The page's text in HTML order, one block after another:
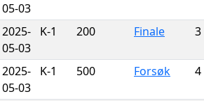
05-03
2025-
05-03
K-1 200 Finale 3
2025-
05-03
K-1 500 Forsøk 4